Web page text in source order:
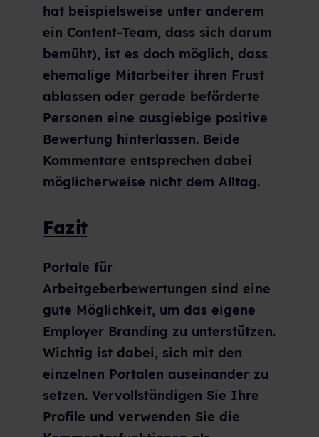
hat beispielsweise unter anderem
ein Content-Team, dass sich darum
bemüht), ist es doch möglich, dass
ehemalige Mitarbeiter ihren Frust
ablassen oder gerade beförderte
Personen eine ausgiebige positive
Bewertung hinterlassen. Beide
Kommentare entsprechen dabei
möglicherweise nicht dem Alltag.
Fazit
Portale für
Arbeitgeberbewertungen sind eine
gute Möglichkeit, um das eigene
Employer Branding zu unterstützen.
Wichtig ist dabei, sich mit den
einzelnen Portalen auseinander zu
setzen. Vervollständigen Sie Ihre
Profile und verwenden Sie die